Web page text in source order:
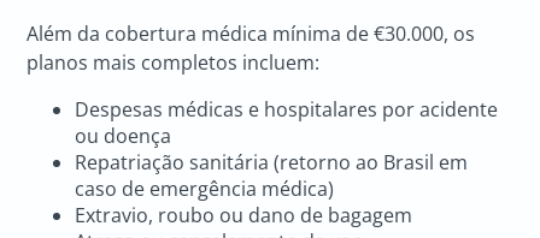
Além da cobertura médica mínima de €30.000, os
planos mais completos incluem:
Despesas médicas e hospitalares por acidente
ou doença
Repatriação sanitária (retorno ao Brasil em
caso de emergência médica)
Extravio, roubo ou dano de bagagem